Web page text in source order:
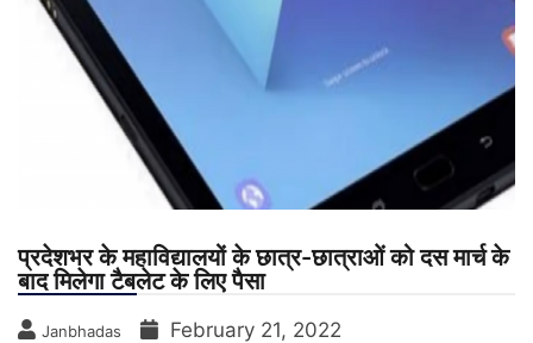
प्रदेशभर के महाविद्यालयों के छात्र-छात्राओं को दस मार्च के
बाद मिलेगा टैबलेट के लिए पैसा
Janbhadas February 21, 2022